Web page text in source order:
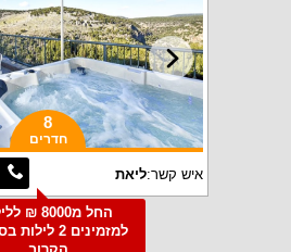
8
חדרים
איש קשר:ליאת
החל מ8000 ₪
למזמינים 2